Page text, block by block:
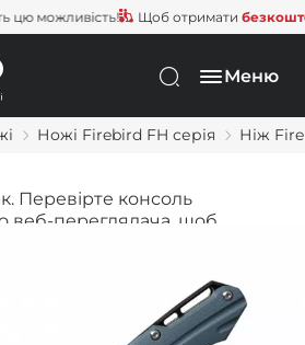
можливість! Щоб отримати
Меню
Ножі Firebird FH серія Ніж
Перевірте консоль
веб-переглядача, щоб